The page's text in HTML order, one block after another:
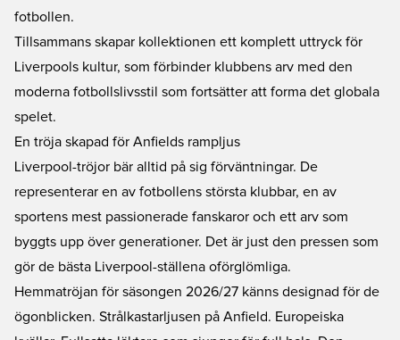
fotbollen.
Tillsammans skapar kollektionen ett komplett uttryck för
Liverpools kultur, som förbinder klubbens arv med den
moderna fotbollslivsstil som fortsätter att forma det globala
spelet.
En tröja skapad för Anfields rampljus
Liverpool-tröjor bär alltid på sig förväntningar. De
representerar en av fotbollens största klubbar, en av
sportens mest passionerade fanskaror och ett arv som
byggts upp över generationer. Det är just den pressen som
gör de bästa Liverpool-ställena oförglömliga.
Hemmatröjan för säsongen 2026/27 känns designad för de
ögonblicken. Strålkastarljusen på Anfield. Europeiska